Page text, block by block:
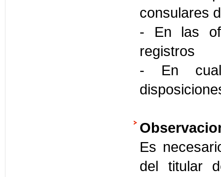
consulares
- En las
registros
- En
Es
del titular